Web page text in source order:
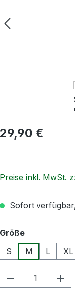
Regulärer Preis:
29,90 €
Preise inkl. MwSt.
Sofort
Größeauswählen
S
M L XL
Produkt